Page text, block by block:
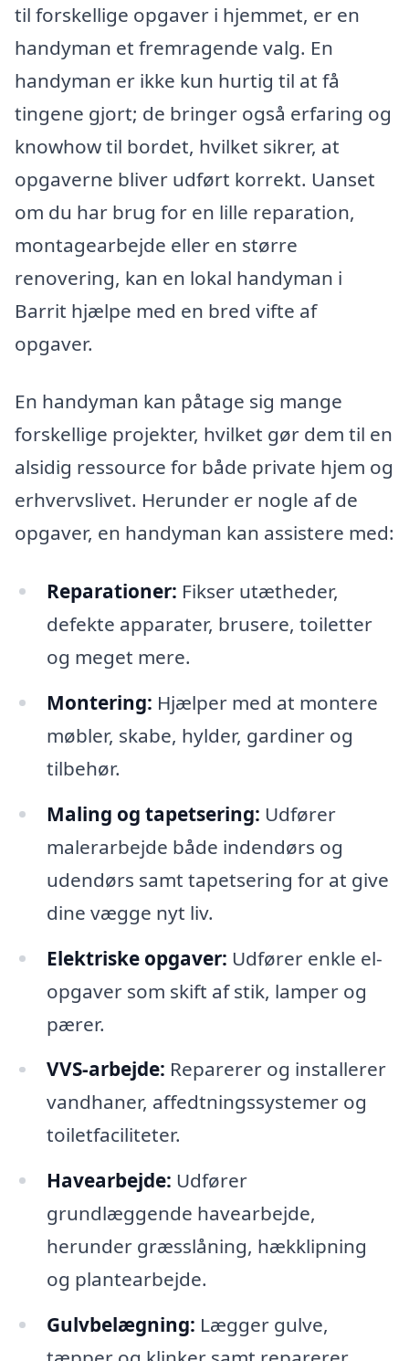
til forskellige opgaver i hjemmet, er en
handyman et fremragende valg. En
handyman er ikke kun hurtig til at få
tingene gjort; de bringer også erfaring og
knowhow til bordet, hvilket sikrer, at
opgaverne bliver udført korrekt. Uanset
om du har brug for en lille reparation,
montagearbejde eller en større
renovering, kan en lokal handyman i
Barrit hjælpe med en bred vifte af
opgaver.
En handyman kan påtage sig mange
forskellige projekter, hvilket gør dem til en
alsidig ressource for både private hjem og
erhvervslivet. Herunder er nogle af de
opgaver, en handyman kan assistere med:
Reparationer: Fikser utætheder,
defekte apparater, brusere, toiletter
og meget mere.
Montering: Hjælper med at montere
møbler, skabe, hylder, gardiner og
tilbehør.
Maling og tapetsering: Udfører
malerarbejde både indendørs og
udendørs samt tapetsering for at give
dine vægge nyt liv.
Elektriske opgaver: Udfører enkle el-
opgaver som skift af stik, lamper og
pærer.
VVS-arbejde: Reparerer og installerer
vandhaner, affedtningssystemer og
toiletfaciliteter.
Havearbejde: Udfører
grundlæggende havearbejde,
herunder græsslåning, hækklipning
og plantearbejde.
Gulvbelægning: Lægger gulve,